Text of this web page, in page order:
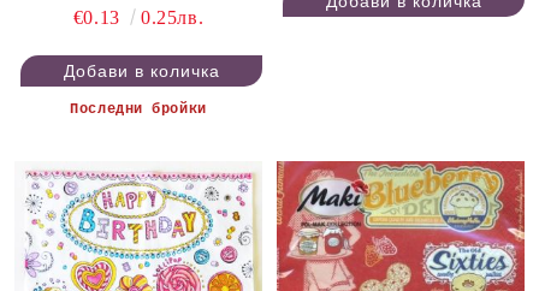
€0.13
0.25лв.
Последни бройки